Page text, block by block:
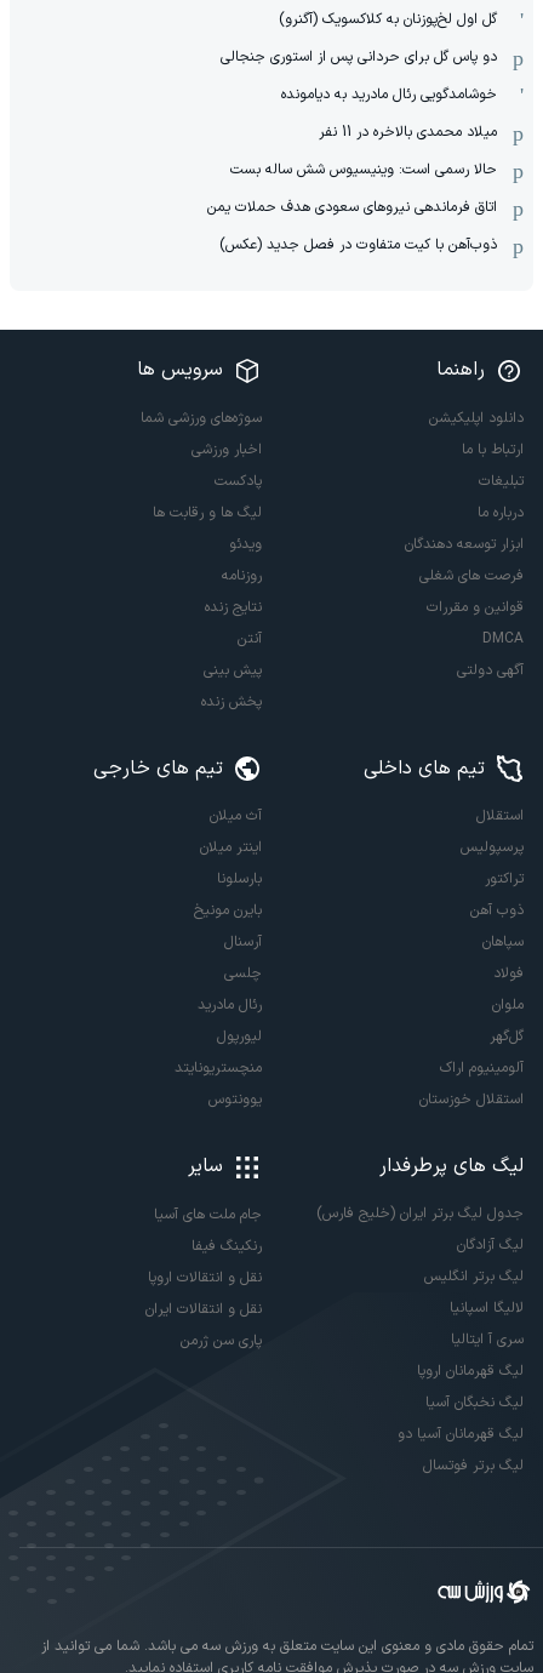
گل اول لخ‌پوزنان به کلاکسویک (آگنرو)
دو پاس گل برای حردانی پس از استوری جنجالی
خوشامدگویی رئال مادرید به دیامونده
میلاد محمدی بالاخره در 11 نفر
حالا رسمی است: وینیسیوس شش ساله بست
اتاق فرماندهی نیروهای سعودی هدف حملات یمن
ذوب‌آهن با کیت متفاوت در فصل جدید (عکس)
راهنما
دانلود اپلیکیشن
ارتباط با ما
تبلیغات
درباره ما
ابزار توسعه دهندگان
فرصت های شغلی
قوانین و مقررات
DMCA
آگهی دولتی
سرویس ها
سوژه‌های ورزشی شما
اخبار ورزشی
پادکست
لیگ ها و رقابت ها
ویدئو
روزنامه
نتایج زنده
آنتن
پیش بینی
پخش زنده
تیم های داخلی
استقلال
پرسپولیس
تراکتور
ذوب آهن
سپاهان
فولاد
ملوان
گل‌گهر
آلومینیوم اراک
استقلال خوزستان
تیم های خارجی
آث میلان
اینتر میلان
بارسلونا
بایرن مونیخ
آرسنال
چلسی
رئال مادرید
لیورپول
منچستریونایتد
یوونتوس
لیگ های پرطرفدار
جدول لیگ برتر ایران (خلیج فارس)
لیگ آزادگان
لیگ برتر انگلیس
لالیگا اسپانیا
سری آ ایتالیا
لیگ قهرمانان اروپا
لیگ نخبگان آسیا
لیگ قهرمانان آسیا دو
لیگ برتر فوتسال
سایر
جام ملت های آسیا
رنکینگ فیفا
نقل و انتقالات اروپا
نقل و انتقالات ایران
پاری سن ژرمن
تمام حقوق مادی و معنوی این سایت متعلق به ورزش سه می باشد. شما می توانید از
سایت ورزش سه در صورت پذیرش موافقت نامه کاربری استفاده نمایید.